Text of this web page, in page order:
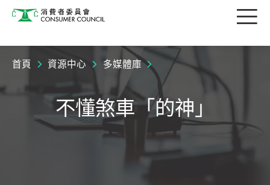
消費者委員會 目
首頁 資源中心 多媒體庫
不懂煞車「的神」